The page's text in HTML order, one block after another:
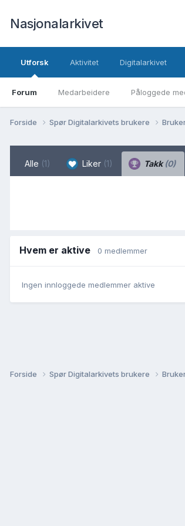
Nasjonalarkivet
Utforsk
Forum Medarbeidere Påloggede
Aktivitet Digitalarkivet
Forside Spør Digitalarkivets brukere
Alle (1) Liker (1) Takk(0)
Hvem er aktive 0 medlemmer
Ingen innloggede medlemmer aktive
Forside Spør Digitalarkivets brukere